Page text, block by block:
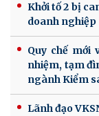
Khởi tố 2 bị
doanh nghiệp
Quy chế mới
nhiệm, tạm
ngành Kiểm
Lãnh đạo